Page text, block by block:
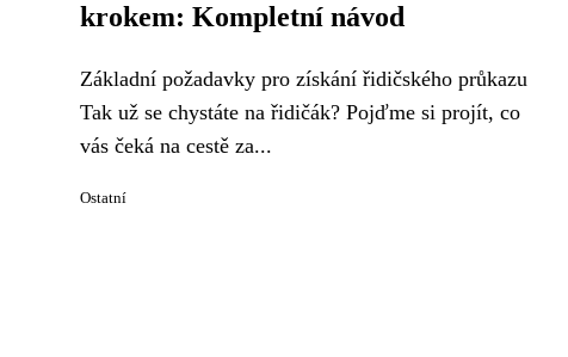
krokem: Kompletní návod
Základní požadavky pro získání řidičského průkazu
Tak už se chystáte na řidičák? Pojďme si projít, co
vás čeká na cestě za...
Ostatní